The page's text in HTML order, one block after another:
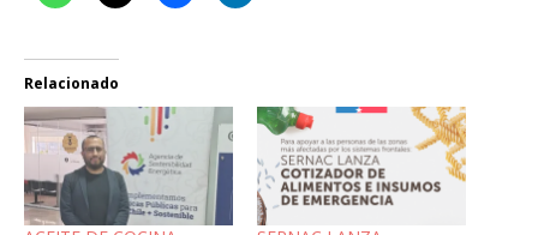
Relacionado